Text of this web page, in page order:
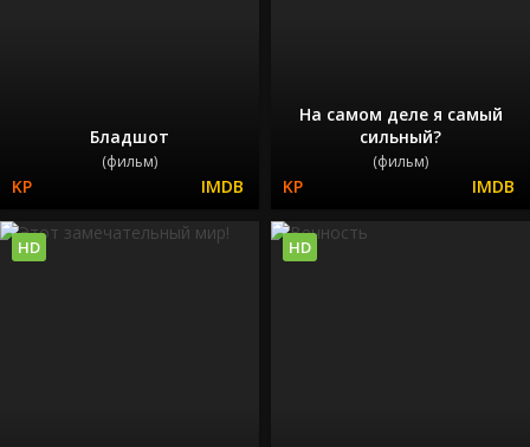
Бладшот
(фильм)
На самом деле я самый
сильный?
(фильм)
HD HD